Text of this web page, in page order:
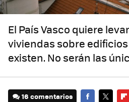
El País Vasco quiere
viviendas sobre
existen. No serán las
16 comentarios